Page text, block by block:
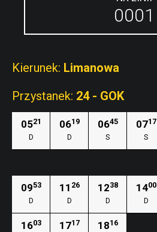
0001
Kierunek: Limanowa
Przystanek: 24 - GOK
0521
D
0619
D
0645
S
0717
S
0953
D
11 26
D
1238
D
1400
D
1603 1717 1816